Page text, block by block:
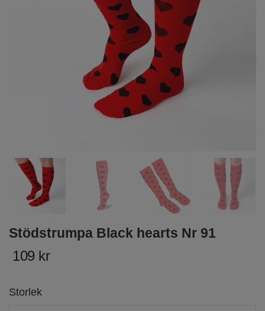
Stödstrumpa Black hearts Nr 91
109 kr
Storlek